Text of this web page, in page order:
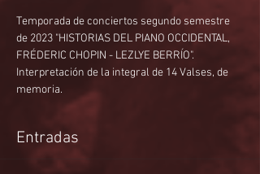
Temporada de conciertos segundo semestre
de 2023 "HISTORIAS DEL PIANO OCCIDENTAL,
FRÉDERIC CHOPIN - LEZLYE BERRÍO".
Interpretación de la integral de 14 Valses, de
memoria.
Entradas